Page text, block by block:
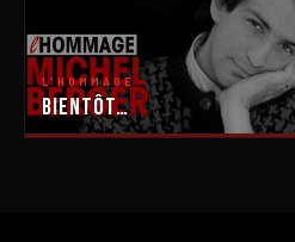
L'HOMMAGE
Bientôt…